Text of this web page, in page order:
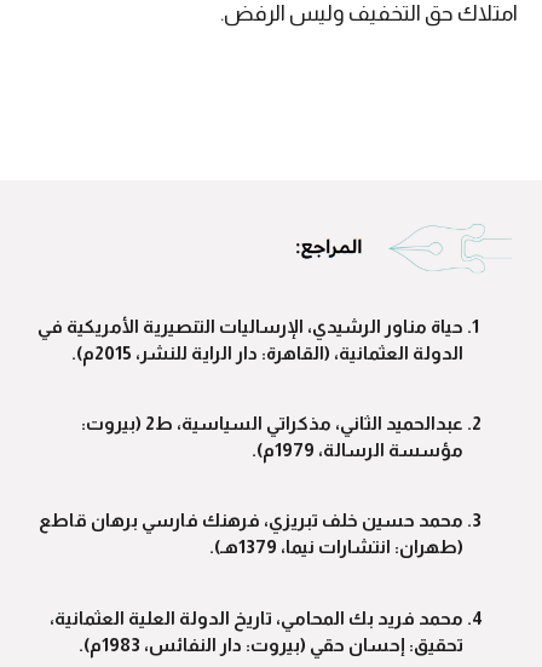
امتلاك حق التخفيف وليس الرفض.
حياة مناور الرشيدي، الإرساليات التنصيرية الأمريكية في
الدولة العثمانية، (القاهرة: دار الراية للنشر، 2015م).
عبدالحميد الثاني، مذكراتي السياسية، ط2 (بيروت:
مؤسسة الرسالة، 1979م).
محمد حسين خلف تبريزي، فرهنك فارسي برهان قاطع
(طهران: انتشارات نيما، 1379هـ).
محمد فريد بك المحامي، تاريخ الدولة العلية العثمانية،
تحقيق: إحسان حقي (بيروت: دار النفائس، 1983م).